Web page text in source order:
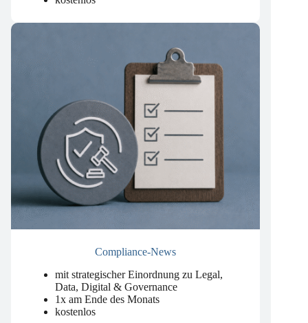
alle 2 Wochen am Donnerstag
mit strategischer Einordnung zu Legal,
Data, Digital & Governance
1x am Ende des Monats